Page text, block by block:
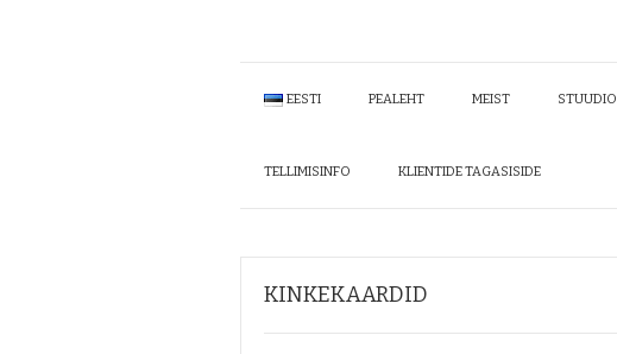
EESTI PEALEHT MEIST STUUDIO
TELLIMISINFO KLIENTIDE TAGASISIDE
KINKEKAARDID